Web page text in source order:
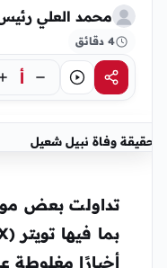
محمد العلي رئيس
4 دقائق
مشاركةاستماع أ
حقيقة وفاة نبيل شعيل
تداولت بعض
أخبارًا مغلوطة